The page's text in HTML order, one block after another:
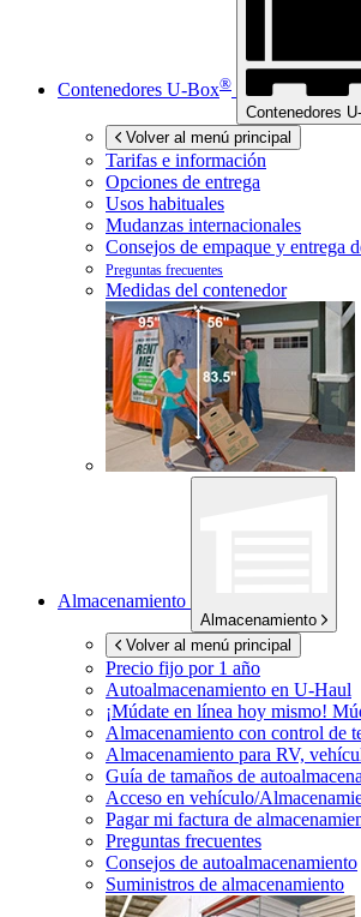
Contenedores U-Box®
Contenedores
Volver al menú principal
Tarifas e información
Opciones de entrega
Usos habituales
Mudanzas internacionales
Consejos de empaque y entrega
Preguntas frecuentes
Medidas del contenedor
Almacenamiento
Almacenamiento
Volver al menú principal
Precio fijo por 1 año
Autoalmacenamiento en U-Haul
¡Múdate en línea hoy mismo!
Almacenamiento con control de
Almacenamiento para RV,
Guía de tamaños de
Acceso en vehículo/
Pagar mi factura de
Preguntas frecuentes
Consejos de autoalmacenamiento
Suministros de almacenamiento